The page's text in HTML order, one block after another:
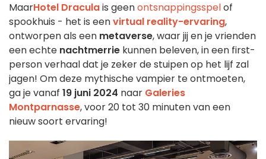
MaarHotel Draculais geenontsnappingsspelof
spookhuis - het is eenvirtual reality-ervaring,
ontworpen als een metaverse, waar jij en je vrienden
een echte nachtmerrie kunnen beleven, in een first-
person verhaal dat je zeker de stuipen op het lijf zal
jagen! Om deze mythische vampier te ontmoeten,
ga je vanaf 19 juni 2024 naar Galeries
Montparnasse, voor 20 tot 30 minuten van een
nieuw soort ervaring!